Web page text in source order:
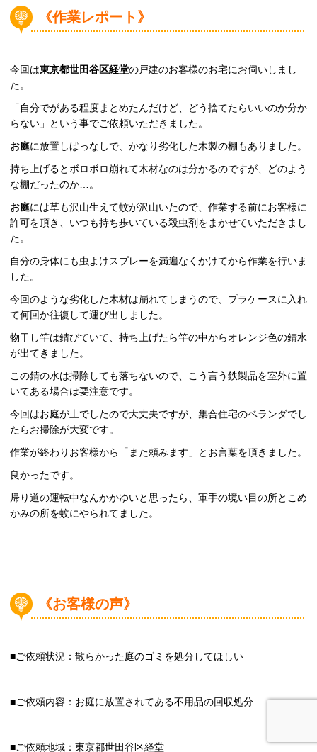
《作業レポート》
今回は東京都世田谷区経堂の戸建のお客様のお宅にお伺いしまし
た。
「自分でがある程度まとめたんだけど、どう捨てたらいいのか分か
らない」という事でご依頼いただきました。
お庭に放置しぱっなしで、かなり劣化した木製の棚もありました。
持ち上げるとボロボロ崩れて木材なのは分かるのですが、どのよう
な棚だったのか…。
お庭には草も沢山生えて蚊が沢山いたので、作業する前にお客様に
許可を頂き、いつも持ち歩いている殺虫剤をまかせていただきまし
た。
自分の身体にも虫よけスプレーを満遍なくかけてから作業を行いま
した。
今回のような劣化した木材は崩れてしまうので、プラケースに入れ
て何回か往復して運び出しました。
物干し竿は錆びていて、持ち上げたら竿の中からオレンジ色の錆水
が出てきました。
この錆の水は掃除しても落ちないので、こう言う鉄製品を室外に置
いてある場合は要注意です。
今回はお庭が土でしたので大丈夫ですが、集合住宅のベランダでし
たらお掃除が大変です。
作業が終わりお客様から「また頼みます」とお言葉を頂きました。
良かったです。
帰り道の運転中なんかかゆいと思ったら、軍手の境い目の所とこめ
かみの所を蚊にやられてました。
《お客様の声》
■ご依頼状況：散らかった庭のゴミを処分してほしい
■ご依頼内容：お庭に放置されてある不用品の回収処分
■ご依頼地域：東京都世田谷区経堂